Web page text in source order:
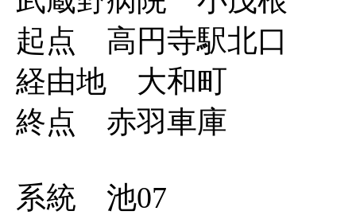
起点 高円寺駅北口
経由地 大和町
終点 赤羽車庫
系統 池07